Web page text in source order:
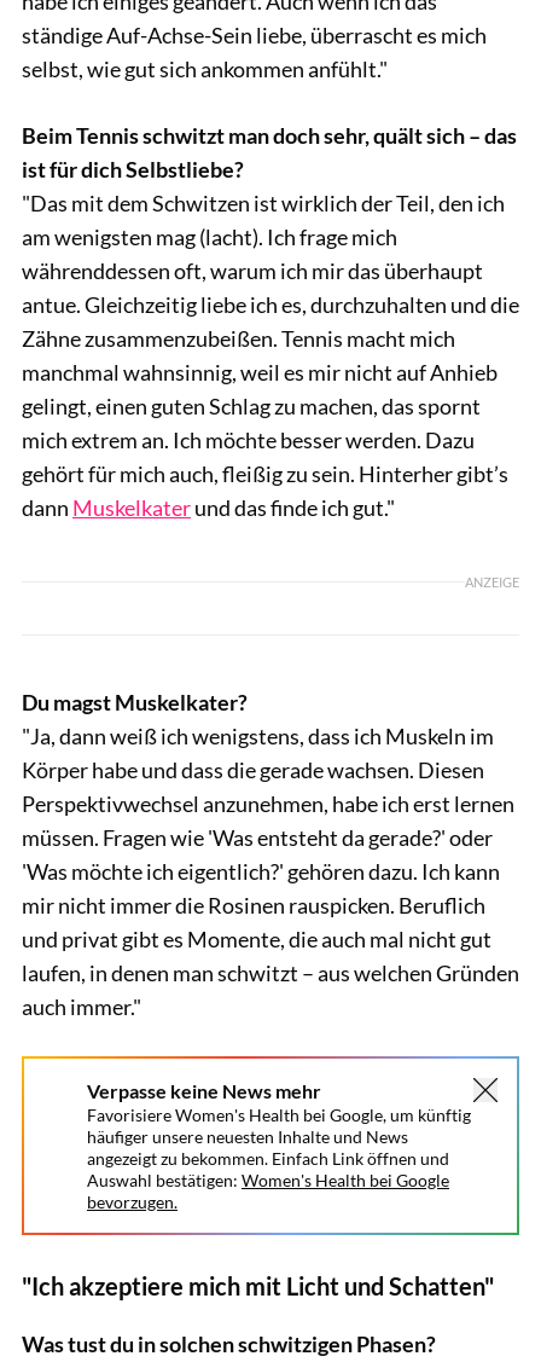
ständige Auf-Achse-Sein liebe, überrascht es mich
selbst, wie gut sich ankommen anfühlt."
Beim Tennis schwitzt man doch sehr, quält sich – das
ist für dich Selbstliebe?
"Das mit dem Schwitzen ist wirklich der Teil, den ich
am wenigsten mag (lacht). Ich frage mich
währenddessen oft, warum ich mir das überhaupt
antue. Gleichzeitig liebe ich es, durchzuhalten und die
Zähne zusammenzubeißen. Tennis macht mich
manchmal wahnsinnig, weil es mir nicht auf Anhieb
gelingt, einen guten Schlag zu machen, das spornt
mich extrem an. Ich möchte besser werden. Dazu
gehört für mich auch, fleißig zu sein. Hinterher gibt’s
dann Muskelkaterund das finde ich gut."
ANZEIGE
Du magst Muskelkater?
"Ja, dann weiß ich wenigstens, dass ich Muskeln im
Körper habe und dass die gerade wachsen. Diesen
Perspektivwechsel anzunehmen, habe ich erst lernen
müssen. Fragen wie 'Was entsteht da gerade?' oder
'Was möchte ich eigentlich?' gehören dazu. Ich kann
mir nicht immer die Rosinen rauspicken. Beruflich
und privat gibt es Momente, die auch mal nicht gut
laufen, in denen man schwitzt – aus welchen Gründen
auch immer."
Verpasse keine News mehr
Favorisiere Women's Health bei Google, um künftig
häufiger unsere neuesten Inhalte und News
angezeigt zu bekommen. Einfach Link öffnen und
Auswahl bestätigen: Women's Health bei Google
bevorzugen.
"Ich akzeptiere mich mit Licht und Schatten"
Was tust du in solchen schwitzigen Phasen?